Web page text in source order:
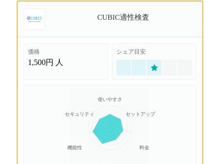
CUBIC適性検査
価格
1,500円 人
シェア目安
使いやすさ
セットアップ
料金
機能性
セキュリティ